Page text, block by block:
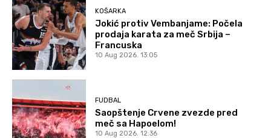
KOŠARKA
Jokić protiv Vembanjame: Počela
prodaja karata za meč Srbija –
Francuska
10 Aug 2026. 13:05
FUDBAL
Saopštenje Crvene zvezde pred
meč sa Hapoelom!
10 Aug 2026. 12:36